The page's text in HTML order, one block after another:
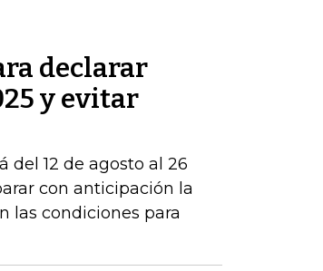
declarar
y evitar
del 12 de agosto al 26
con anticipación la
las condiciones para